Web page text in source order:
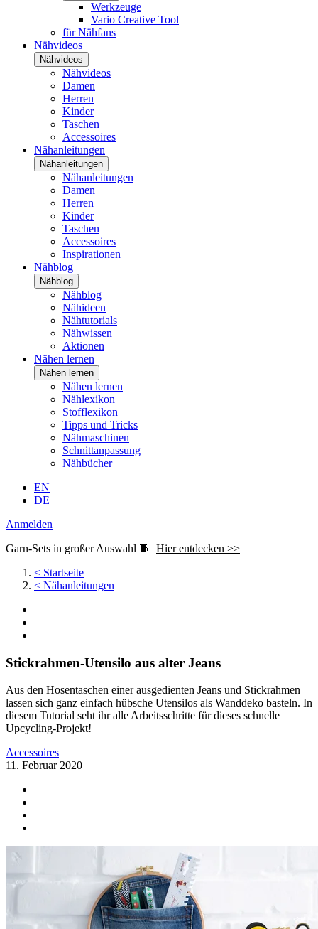
Werkzeuge
Vario Creative Tool
für Nähfans
Nähvideos
Nähvideos
Nähvideos
Damen
Herren
Kinder
Taschen
Accessoires
Nähanleitungen
Nähanleitungen
Nähanleitungen
Damen
Herren
Kinder
Taschen
Accessoires
Inspirationen
Nähblog
Nähblog
Nähblog
Nähideen
Nähtutorials
Nähwissen
Aktionen
Nähen lernen
Nähen lernen
Nähen lernen
Nählexikon
Stofflexikon
Tipps und Tricks
Nähmaschinen
Schnittanpassung
Nähbücher
EN
DE
Anmelden
Garn-Sets in großer Auswahl 🧵 Hier entdecken >>
< Startseite
< Nähanleitungen
Stickrahmen-Utensilo aus alter Jeans
Aus den Hosentaschen einer ausgedienten Jeans und Stickrahmen
lassen sich ganz einfach hübsche Utensilos als Wanddeko basteln. In
diesem Tutorial seht ihr alle Arbeitsschritte für dieses schnelle
Upcycling-Projekt!
Accessoires
11. Februar 2020